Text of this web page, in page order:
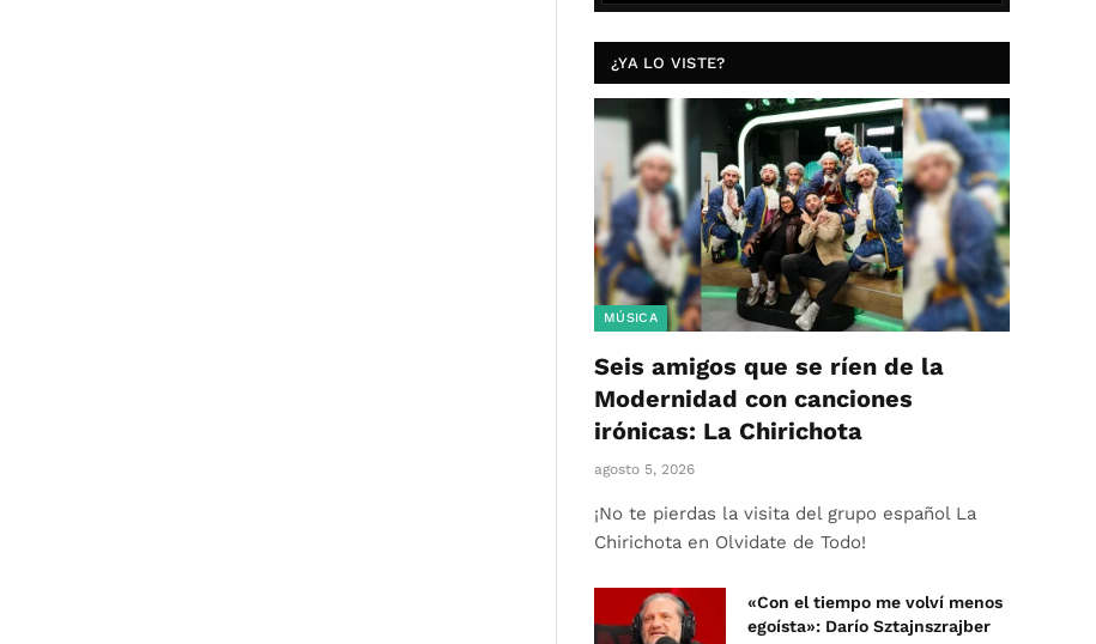
¿YA LO VISTE?
MÚSICA
Seis amigos que se ríen de la
Modernidad con canciones
irónicas: La Chirichota
agosto 5, 2026
¡No te pierdas la visita del grupo español La
Chirichota en Olvidate de Todo!
«Con el tiempo me volví menos
egoísta»: Darío Sztajnszrajber